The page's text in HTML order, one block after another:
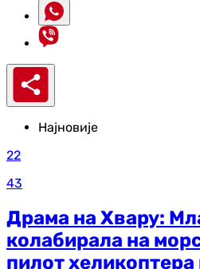
Најновије
22
43
Драма на Хвару:
колабирала на
пилот